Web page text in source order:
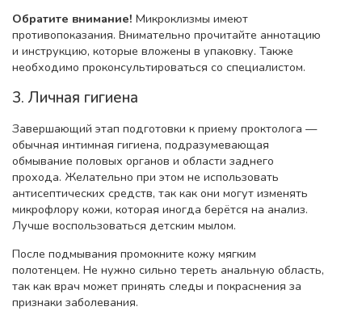
Обратите внимание! Микроклизмы имеют
противопоказания. Внимательно прочитайте аннотацию
и инструкцию, которые вложены в упаковку. Также
необходимо проконсультироваться со специалистом.
3. Личная гигиена
Завершающий этап подготовки к приему проктолога —
обычная интимная гигиена, подразумевающая
обмывание половых органов и области заднего
прохода. Желательно при этом не использовать
антисептических средств, так как они могут изменять
микрофлору кожи, которая иногда берётся на анализ.
Лучше воспользоваться детским мылом.
После подмывания промокните кожу мягким
полотенцем. Не нужно сильно тереть анальную область,
так как врач может принять следы и покраснения за
признаки заболевания.